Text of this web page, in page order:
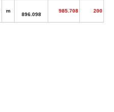
m
896.098
985.708 200